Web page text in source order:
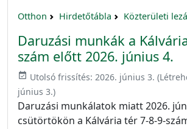
Otthon Hirdetőtábla Közterületi
Daruzási munkák a
szám előtt 2026. június 4.
event_available Utolsó frissítés: 2026. június 3.
június 3.)
Daruzási munkálatok miatt 2026.
csütörtökön a Kálvária tér 7-8-9-